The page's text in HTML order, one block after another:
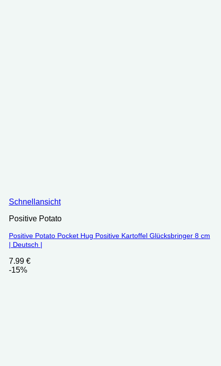
Schnellansicht
Positive Potato
Positive Potato Pocket Hug Positive Kartoffel Glücksbringer 8 cm
| Deutsch |
7.99 €
-15%